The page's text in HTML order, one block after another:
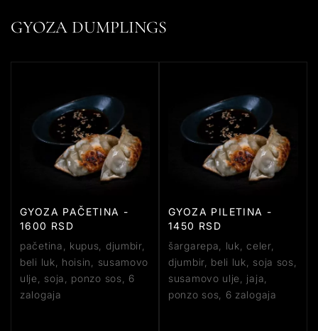
GYOZA DUMPLINGS
GYOZA PAČETINA -
1600 RSD
pačetina, kupus, djumbir,
beli luk, hoisin, susamovo
ulje, soja, ponzo sos, 6
zalogaja
GYOZA PILETINA -
1450 RSD
šargarepa, luk, celer,
djumbir, beli luk, soja sos,
susamovo ulje, jaja,
ponzo sos, 6 zalogaja